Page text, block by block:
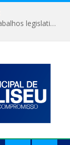
Câmara Municipal de Dom Eliseu abre os trabalhos legislativos do segundo semestre